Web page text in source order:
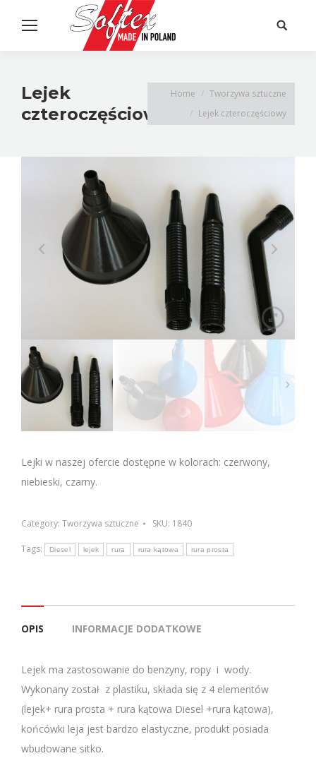
Search:
Lejek
czteroczęściowy
Home
Tworzywa sztuczne
Lejek czteroczęściowy
Lejki w naszej ofercie dostępne w kolorach: czerwony,
niebieski, czarny.
Category: Tworzywa sztuczne SKU: 1840
Tags: Diesel lejek rura rura kątowa rura prosta
OPIS INFORMACJE DODATKOWE
Lejek ma zastosowanie do benzyny, ropy i wody.
Wykonany został z plastiku, składa się z 4 elementów
(lejek+ rura prosta + rura kątowa Diesel +rura kątowa),
końcówki leja jest bardzo elastyczne, produkt posiada
wbudowane sitko.